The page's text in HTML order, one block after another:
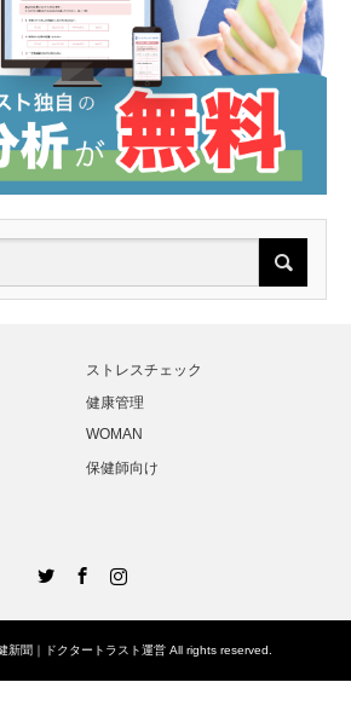
ストレスチェック
健康管理
WOMAN
保健師向け
新聞｜ドクタートラスト運営 All rights reserved.